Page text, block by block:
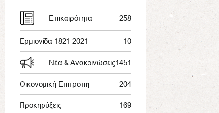
Επικαιρότητα 258
Ερμιονίδα 1821-2021 10
Νέα & Ανακοινώσεις1451
Οικονομική Επιτροπή 204
Προκηρύξεις 169